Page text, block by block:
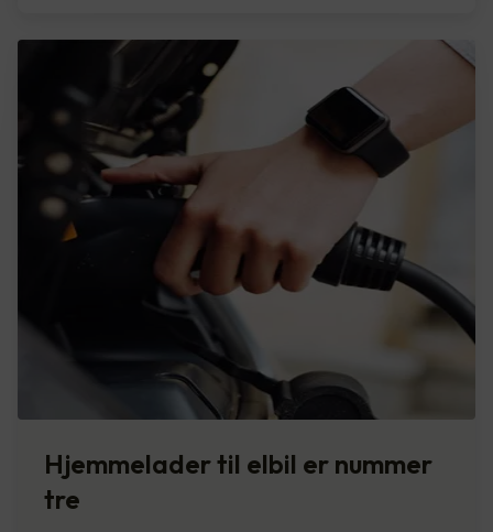
Hjemmelader til elbil er nummer
tre